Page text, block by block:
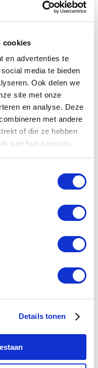
cookies
en advertenties te
media te bieden
Ook delen we
site met onze
en analyse. Deze
met andere
of die ze hebben
van hun services.
Details tonen
bijvoorbeeld via
met de eigenaar of een
wegvalt;
ontstaat, zoek dan